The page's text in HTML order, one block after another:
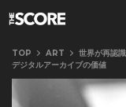
TOP ART
世界が再認
デジタルアーカイブの価値